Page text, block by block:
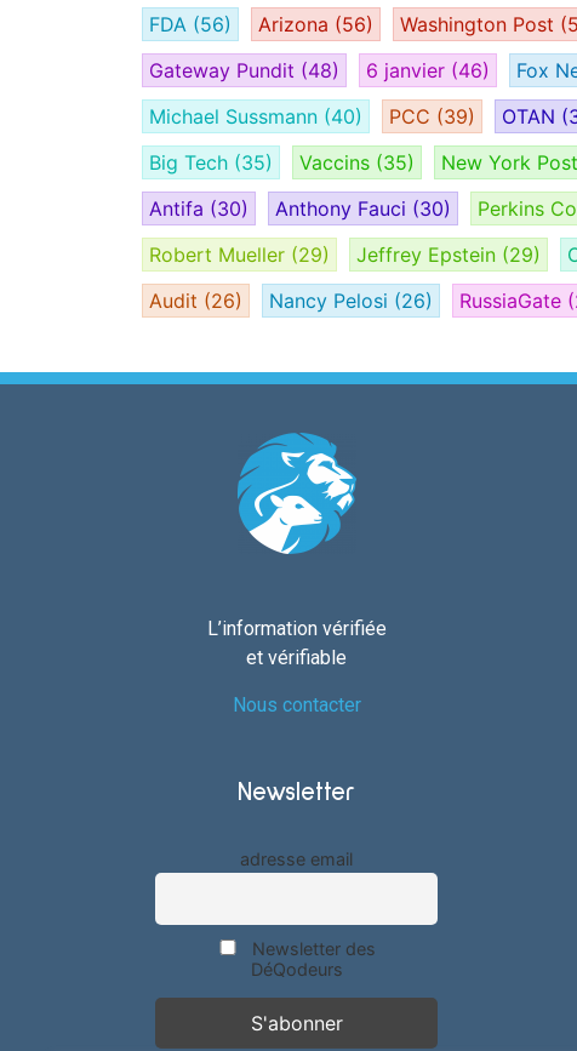
FDA (56) Arizona (56) Washington Post
Gateway Pundit (48) 6 janvier (46) Fox
Michael Sussmann (40) PCC (39) OTAN
Big Tech (35) Vaccins (35) New York Post
Antifa (30) Anthony Fauci (30) Perkins
Robert Mueller (29) Jeffrey Epstein (29)
Audit (26) Nancy Pelosi (26) RussiaGate
L’information vérifiée
et vérifiable
Nous contacter
Newsletter
adresse email
Newsletter des
DéQodeurs